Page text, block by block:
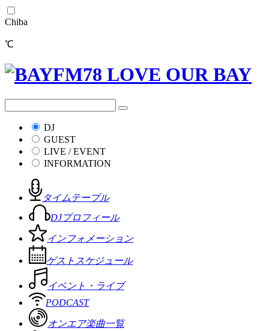
Chiba
℃
DJ
GUEST
LIVE / EVENT
INFORMATION
タイムテーブル
DJプロフィール
インフォメーション
ゲストスケジュール
イベント・ライブ
PODCAST
オンエア楽曲一覧